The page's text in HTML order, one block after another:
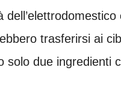
trasferirsi ai
solo due ingredienti